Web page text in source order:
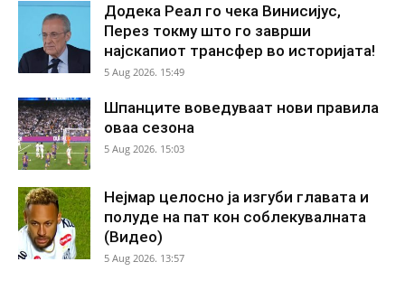
Додека Реал го чека Винисијус,
Перез токму што го заврши
најскапиот трансфер во историјата!
5 Aug 2026. 15:49
Шпанците воведуваат нови правила
оваа сезона
5 Aug 2026. 15:03
Нејмар целосно ја изгуби главата и
полуде на пат кон соблекувалната
(Видео)
5 Aug 2026. 13:57